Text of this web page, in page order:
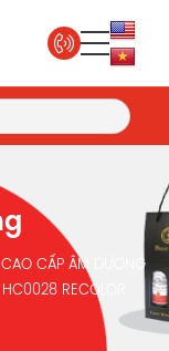
CẤP ÂM DƯƠNG
RECOLOR